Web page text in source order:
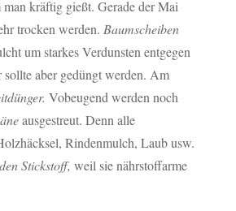
kräftig gießt. Gerade der Mai
trocken werden. Baumscheiben
um starkes Verdunsten entgegen
aber gedüngt werden. Am
Vobeugend werden noch
ausgestreut. Denn alle
Rindenmulch, Laub usw.
Stickstoff, weil sie nährstoffarme